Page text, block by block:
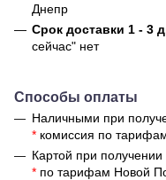
Днепр
Срок доставки 1 - 3
сейчас" нет
Способы оплаты
Наличными при
* комиссия по
Картой при
* по тарифам Новой